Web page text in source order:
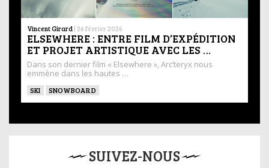
Vincent Girard | 26 février 2026
ELSEWHERE : ENTRE FILM D’EXPÉDITION
ET PROJET ARTISTIQUE AVEC LES …
Dans son dernier film « Elsewhere », Arc’teryx nous
emmène dans les hautes …
SKI SNOWBOARD
SUIVEZ-NOUS